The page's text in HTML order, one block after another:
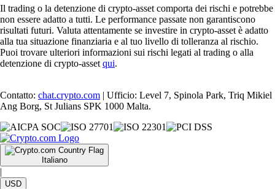
Il trading o la detenzione di crypto-asset comporta dei rischi e potrebbe
non essere adatto a tutti. Le performance passate non garantiscono
risultati futuri. Valuta attentamente se investire in crypto-asset è adatto
alla tua situazione finanziaria e al tuo livello di tolleranza al rischio.
Puoi trovare ulteriori informazioni sui rischi legati al trading o alla
detenzione di crypto-asset qui.
Contatto: chat.crypto.com | Ufficio: Level 7, Spinola Park, Triq Mikiel
Ang Borg, St Julians SPK 1000 Malta.
Italiano
|
USD